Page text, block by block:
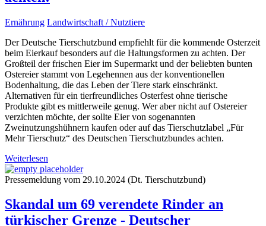
Ernährung Landwirtschaft / Nutztiere
Der Deutsche Tierschutzbund empfiehlt für die kommende Osterzeit
beim Eierkauf besonders auf die Haltungsformen zu achten. Der
Großteil der frischen Eier im Supermarkt und der beliebten bunten
Ostereier stammt von Legehennen aus der konventionellen
Bodenhaltung, die das Leben der Tiere stark einschränkt.
Alternativen für ein tierfreundliches Osterfest ohne tierische
Produkte gibt es mittlerweile genug. Wer aber nicht auf Ostereier
verzichten möchte, der sollte Eier von sogenannten
Zweinutzungshühnern kaufen oder auf das Tierschutzlabel „Für
Mehr Tierschutz“ des Deutschen Tierschutzbundes achten.
Weiterlesen
Pressemeldung vom 29.10.2024 (Dt. Tierschutzbund)
Skandal um 69 verendete Rinder an
türkischer Grenze - Deutscher